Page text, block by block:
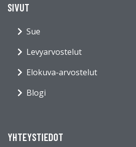
SIVUT
Sue
Levyarvostelut
Elokuva-arvostelut
Blogi
YHTEYSTIEDOT